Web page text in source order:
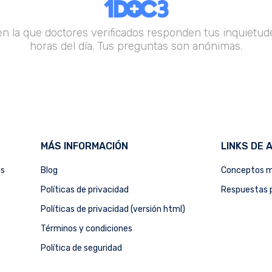
la que doctores verificados responden tus
horas del día. Tus preguntas son anónimas.
MÁS INFORMACIÓN
Blog
Políticas de privacidad
Políticas de privacidad (versión html)
Términos y condiciones
Política de seguridad
LINKS DE
Conceptos
Respuestas